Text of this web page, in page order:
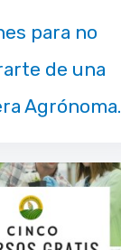
para no
de una
Agrónoma.